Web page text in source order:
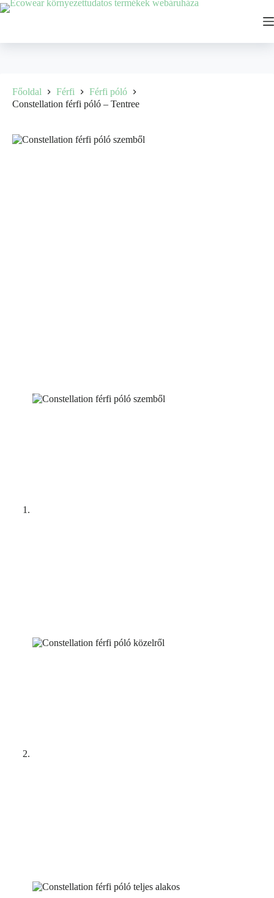
Főoldal Férfi
Férfi póló
Constellation férfi póló – Tentree